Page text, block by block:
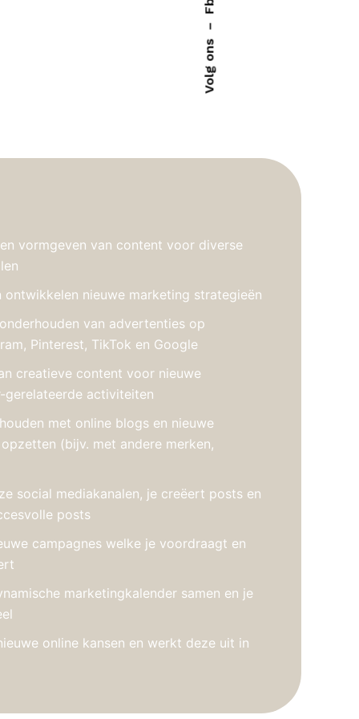
Volg ons
vormgeven van content voor diverse
ontwikkelen nieuwe marketing strategieën
van advertenties op
Pinterest, TikTok en Google
creatieve content voor nieuwe
gerelateerde activiteiten
met online blogs en nieuwe
(bijv. met andere merken,
social mediakanalen, je creëert posts en
posts
campagnes welke je voordraagt en
marketingkalender samen en je
online kansen en werkt deze uit in